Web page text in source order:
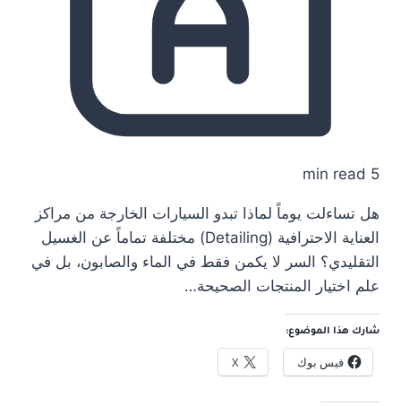
5 min read
هل تساءلت يوماً لماذا تبدو السيارات الخارجة من مراكز
العناية الاحترافية (Detailing) مختلفة تماماً عن الغسيل
التقليدي؟ السر لا يكمن فقط في الماء والصابون، بل في
علم اختيار المنتجات الصحيحة…
شارك هذا الموضوع:
فيس بوك X